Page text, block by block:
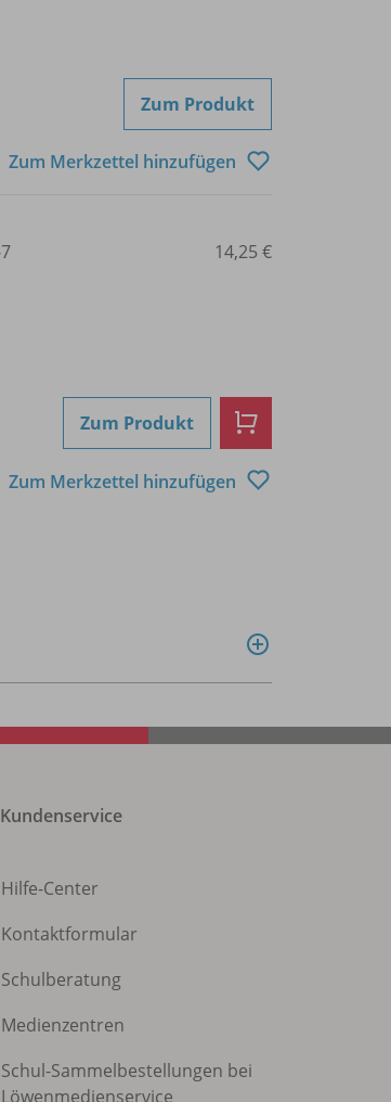
Zum Produkt
Zum Merkzettel hinzufügen
14,25 €
Zum Produkt
Zum Merkzettel hinzufügen
Kundenservice
Hilfe-Center
Kontaktformular
Schulberatung
Medienzentren
Schul-Sammelbestellungen bei
Löwenmedienservice